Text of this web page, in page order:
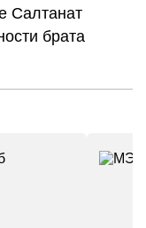
Салтанат
брата